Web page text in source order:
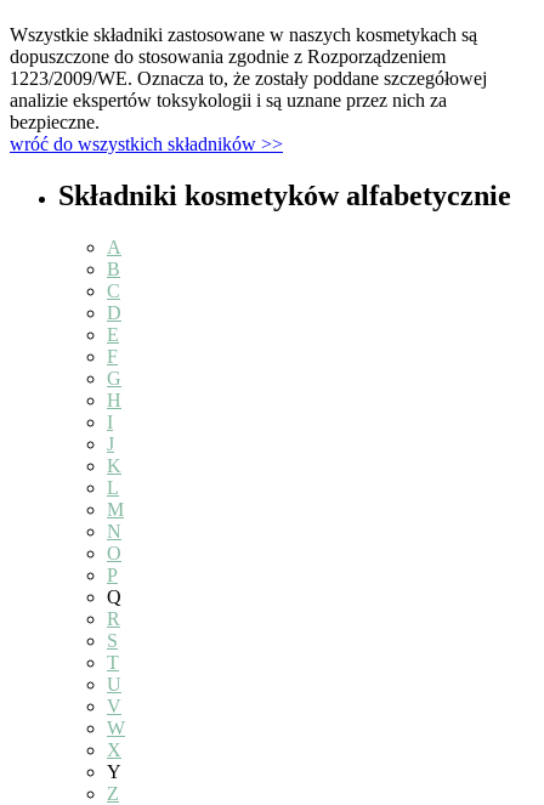
Wszystkie składniki zastosowane w naszych kosmetykach są
dopuszczone do stosowania zgodnie z Rozporządzeniem
1223/2009/WE. Oznacza to, że zostały poddane szczegółowej
analizie ekspertów toksykologii i są uznane przez nich za
bezpieczne.
wróć do wszystkich składników >>
Składniki kosmetyków alfabetycznie
A
B
C
D
E
F
G
H
I
J
K
L
M
N
O
P
Q
R
S
T
U
V
W
X
Y
Z